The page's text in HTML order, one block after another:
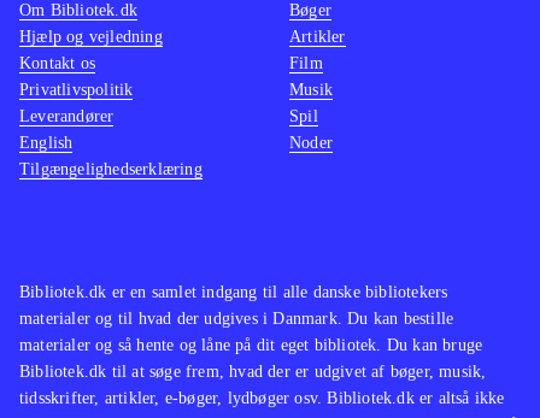
Bibliotek.dk er en samlet indgang til alle danske bibliotekers
materialer og til hvad der udgives i Danmark. Du kan bestille
materialer og så hente og låne på dit eget bibliotek. Du kan bruge
Bibliotek.dk til at søge frem, hvad der er udgivet af bøger, musik,
tidsskrifter, artikler, e-bøger, lydbøger osv. Bibliotek.dk er altså ikke
Om Bibliotek.dk
Hjælp og vejledning
Kontakt os
Privatlivspolitik
Leverandører
English
Tilgængelighedserklæring
Bøger
Artikler
Film
Musik
Spil
Noder